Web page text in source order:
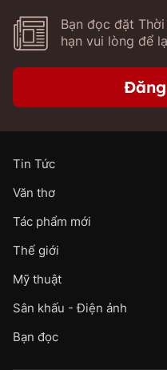
Bạn đọc đặt
hạn vui lòng để
Tin Tức
Văn thơ
Tác phẩm mới
Thế giới
Mỹ thuật
Sân khấu - Điện ảnh
Bạn đọc